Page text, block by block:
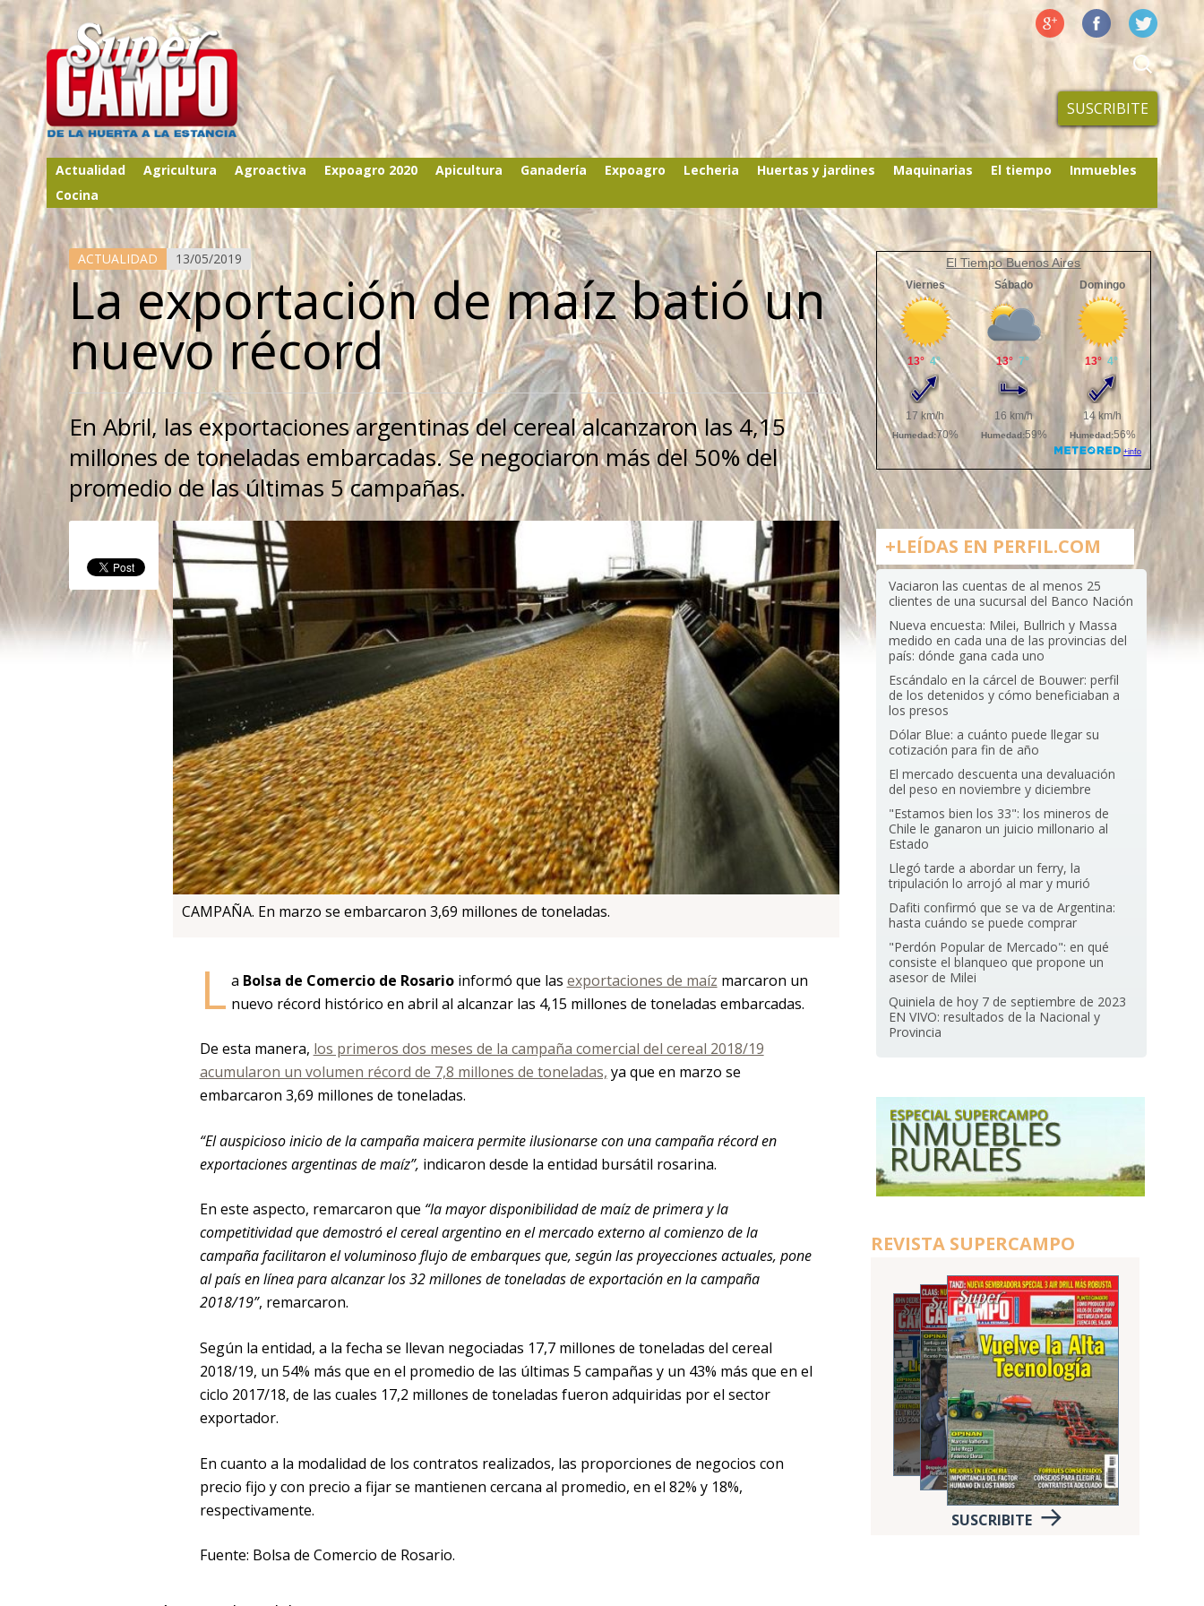
SUSCRIBITE
Actualidad Agricultura Agroactiva Expoagro 2020 Apicultura Ganadería Expoagro Lecheria Huertas y jardines Maquinarias El tiempo
Inmuebles
Cocina
ACTUALIDAD 13/05/2019
La exportación de maíz batió un
nuevo récord
En Abril, las exportaciones argentinas del cereal alcanzaron las 4,15
millones de toneladas embarcadas. Se negociaron más del 50% del
promedio de las últimas 5 campañas.
CAMPAÑA. En marzo se embarcaron 3,69 millones de toneladas.
L a Bolsa de Comercio de Rosarioinformó que las exportaciones de maíz marcaron un
nuevo récord histórico en abril al alcanzar las 4,15 millones de toneladas embarcadas.
De esta manera, los primeros dos meses de la campaña comercial del cereal 2018/19
acumularon un volumen récord de 7,8 millones de toneladas, ya que en marzo se
embarcaron 3,69 millones de toneladas.
“El auspicioso inicio de la campaña maicera permite ilusionarse con una campaña récord en
exportaciones argentinas de maíz”, indicaron desde la entidad bursátil rosarina.
En este aspecto, remarcaron que “la mayor disponibilidad de maíz de primera y la
competitividad que demostró el cereal argentino en el mercado externo al comienzo de la
campaña facilitaron el voluminoso flujo de embarques que, según las proyecciones actuales, pone
al país en línea para alcanzar los 32 millones de toneladas de exportación en la campaña
2018/19”, remarcaron.
Según la entidad, a la fecha se llevan negociadas 17,7 millones de toneladas del cereal
2018/19, un 54% más que en el promedio de las últimas 5 campañas y un 43% más que en el
ciclo 2017/18, de las cuales 17,2 millones de toneladas fueron adquiridas por el sector
exportador.
En cuanto a la modalidad de los contratos realizados, las proporciones de negocios con
precio fijo y con precio a fijar se mantienen cercana al promedio, en el 82% y 18%,
respectivamente.
Fuente: Bolsa de Comercio de Rosario.
El Tiempo Buenos Aires
+LEÍDAS EN PERFIL.COM
Vaciaron las cuentas de al menos 25
clientes de una sucursal del Banco Nación
Nueva encuesta: Milei, Bullrich y Massa
medido en cada una de las provincias del
país: dónde gana cada uno
Escándalo en la cárcel de Bouwer: perfil
de los detenidos y cómo beneficiaban a
los presos
Dólar Blue: a cuánto puede llegar su
cotización para fin de año
El mercado descuenta una devaluación
del peso en noviembre y diciembre
"Estamos bien los 33": los mineros de
Chile le ganaron un juicio millonario al
Estado
Llegó tarde a abordar un ferry, la
tripulación lo arrojó al mar y murió
Dafiti confirmó que se va de Argentina:
hasta cuándo se puede comprar
"Perdón Popular de Mercado": en qué
consiste el blanqueo que propone un
asesor de Milei
Quiniela de hoy 7 de septiembre de 2023
EN VIVO: resultados de la Nacional y
Provincia
REVISTA SUPERCAMPO
SUSCRIBITE